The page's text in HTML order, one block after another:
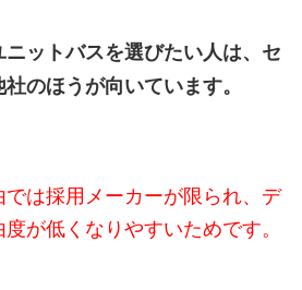
ットバスを選びたい人は、セ
のほうが向いています。
は採用メーカーが限られ、デ
が低くなりやすいためです。